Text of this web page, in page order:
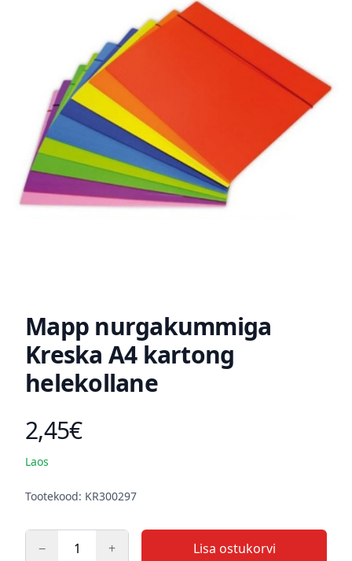
Mapp nurgakummiga
Kreska A4 kartong
helekollane
Toote hind
2,45€
Laos
Kirjeldus
Tootekood: KR300297
− + Lisa ostukorvi